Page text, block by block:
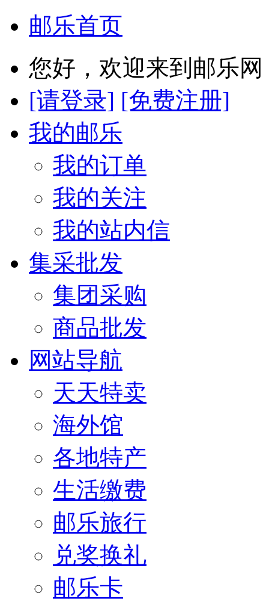
邮乐首页
您好，欢迎来到邮乐网
[请登录] [免费注册]
我的邮乐
我的订单
我的关注
我的站内信
集采批发
集团采购
商品批发
网站导航
天天特卖
海外馆
各地特产
生活缴费
邮乐旅行
兑奖换礼
邮乐卡